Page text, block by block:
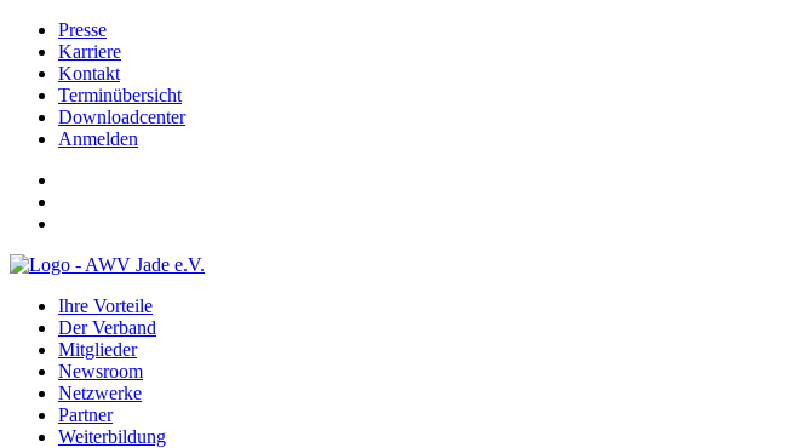
Presse
Karriere
Kontakt
Terminübersicht
Downloadcenter
Anmelden
Ihre Vorteile
Der Verband
Mitglieder
Newsroom
Netzwerke
Partner
Weiterbildung